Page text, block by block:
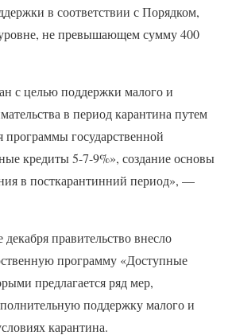
в соответствии с Порядком,
уровне, не превышающем сумму 400
с целью поддержки малого и
в период карантина путем
программы государственной
кредиты 5-7-9%», создание основы
в посткарантинний период», —
правительство внесло
программу «Доступные
предлагается ряд мер,
поддержку малого и
карантина.